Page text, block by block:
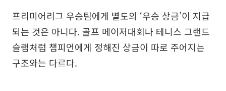
프리미어리그 우승팀에게 별도의 ‘우승 상금’이 지급
되는 것은 아니다. 골프 메이저대회나 테니스 그랜드
슬램처럼 챔피언에게 정해진 상금이 따로 주어지는
구조와는 다르다.